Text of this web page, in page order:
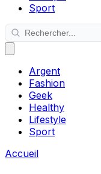
Sport
Argent
Fashion
Geek
Healthy
Lifestyle
Sport
Accueil